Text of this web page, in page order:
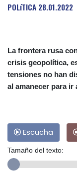
POLíTICA 28.01.2022
La frontera rusa
crisis geopolítica,
tensiones no han
al amanecer para ir
Escucha
Tamaño del texto: